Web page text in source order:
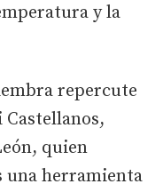
y la
repercute
quien
una herramienta